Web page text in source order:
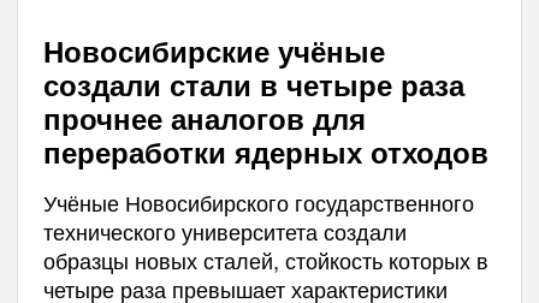
Новосибирские учёные
создали стали в четыре раза
прочнее аналогов для
переработки ядерных отходов
Учёные Новосибирского государственного
технического университета создали
образцы новых сталей, стойкость которых в
четыре раза превышает характеристики